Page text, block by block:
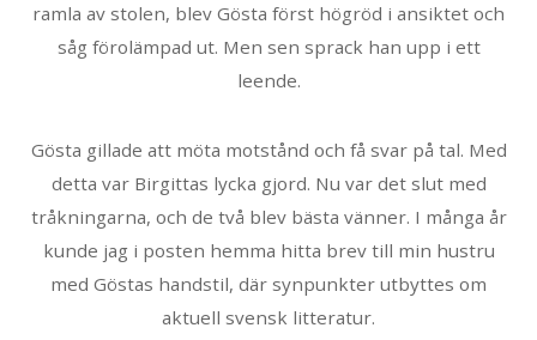
ramla av stolen, blev Gösta först högröd i ansiktet och
såg förolämpad ut. Men sen sprack han upp i ett
leende.
Gösta gillade att möta motstånd och få svar på tal. Med
detta var Birgittas lycka gjord. Nu var det slut med
tråkningarna, och de två blev bästa vänner. I många år
kunde jag i posten hemma hitta brev till min hustru
med Göstas handstil, där synpunkter utbyttes om
aktuell svensk litteratur.